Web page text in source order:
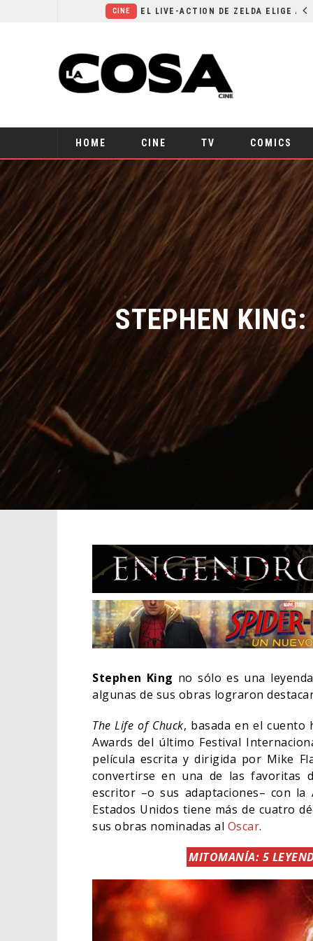
EL LIVE-ACTION DE ZELDA ELIGE A SU VILLANO
HOME CINE TV COMICS
STEPHEN KING:
Stephen King no sólo es una
algunas de sus obras lograron
The Life of Chuck, basada en el cuento
Awards del último Festival
película escrita y dirigida por Mike
convertirse en una de las favoritas
escritor –o sus adaptaciones– con la
Estados Unidos tiene más de cuatro
sus obras nominadas al Oscar.
MITOMANÍA: 5
ORLANDO BLOOM AFIRMA
HABER RECHAZADO SER
BATMAN
05/08/2026